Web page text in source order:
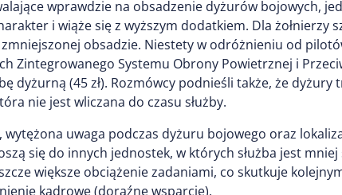
wprawdzie na obsadzenie dyżurów bojowych,
i wiąże się z wyższym dodatkiem. Dla żołnierzy
obsadzie. Niestety w odróżnieniu od
Zintegrowanego Systemu Obrony Powietrznej i
dyżurną (45 zł). Rozmówcy podnieśli także, że dyżury
nie jest wliczana do czasu służby.
uwaga podczas dyżuru bojowego oraz
się do innych jednostek, w których służba jest
większe obciążenie zadaniami, co skutkuje
kadrowe (doraźne wsparcie).